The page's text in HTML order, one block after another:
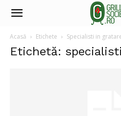
Acasă Etichete Specialisti in
Etichetă: